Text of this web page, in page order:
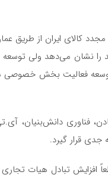
کالای ایران از طریق
را نشان می‌دهد ولی
توسعه فعالیت بخش خصوصی
فناوری
جدی قرار گیرد.
افزایش تبادل هیات